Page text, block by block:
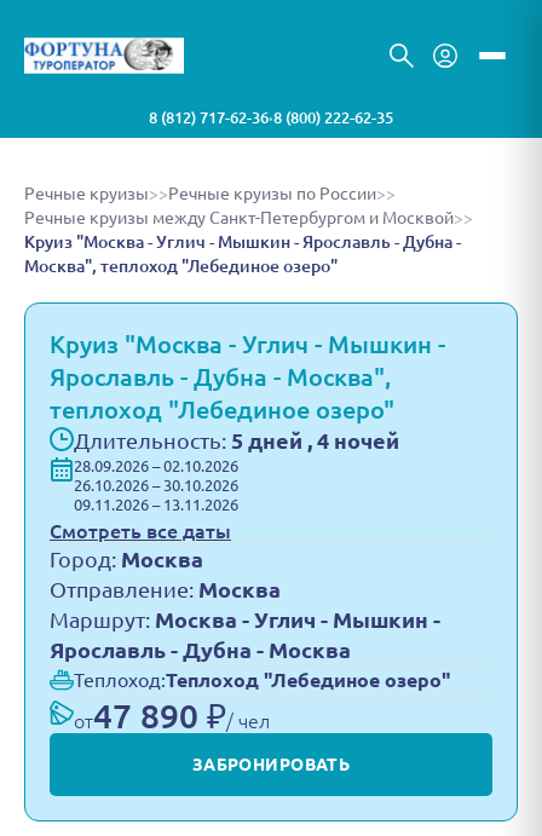
8 (812) 717-62-36•8 (800) 222-62-35
Речные круизы>>Речные круизы по России>>
Речные круизы между Санкт-Петербургом и Москвой>>
Круиз "Москва - Углич - Мышкин - Ярославль - Дубна -
Москва", теплоход "Лебединое озеро"
Круиз "Москва - Углич - Мышкин -
Ярославль - Дубна - Москва",
теплоход "Лебединое озеро"
Длительность: 5 дней , 4 ночей
28.09.2026 – 02.10.2026
26.10.2026 – 30.10.2026
09.11.2026 – 13.11.2026
Смотреть все даты
Город: Москва
Отправление: Москва
Маршрут: Москва - Углич - Мышкин -
Ярославль - Дубна - Москва
Теплоход:Теплоход "Лебединое озеро"
от47 890 ₽/ чел
ЗАБРОНИРОВАТЬ